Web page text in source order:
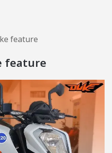
feature
feature